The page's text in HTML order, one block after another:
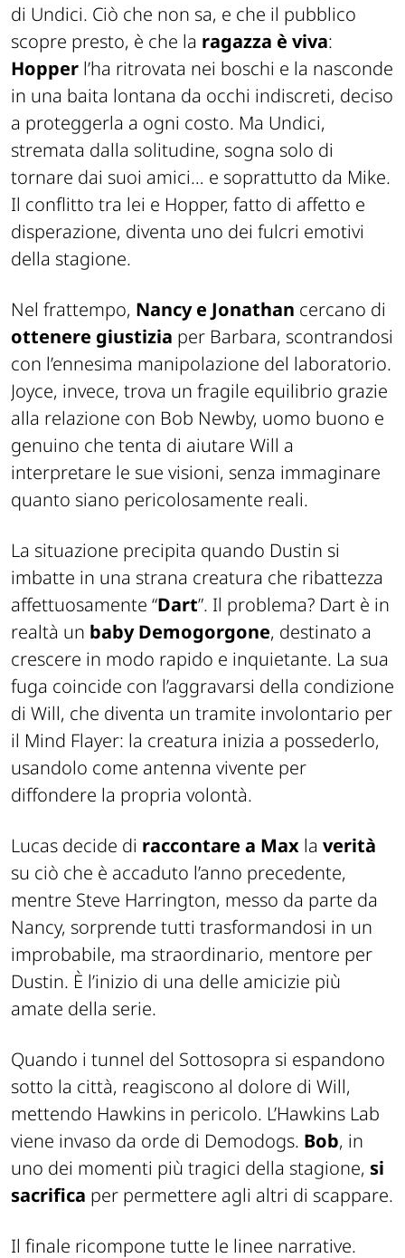
di Undici. Ciò che non sa, e che il pubblico
scopre presto, è che la ragazza è viva:
Hopper l’ha ritrovata nei boschi e la nasconde
in una baita lontana da occhi indiscreti, deciso
a proteggerla a ogni costo. Ma Undici,
stremata dalla solitudine, sogna solo di
tornare dai suoi amici… e soprattutto da Mike.
Il conflitto tra lei e Hopper, fatto di affetto e
disperazione, diventa uno dei fulcri emotivi
della stagione.
Nel frattempo, Nancy e Jonathan cercano di
ottenere giustizia per Barbara, scontrandosi
con l’ennesima manipolazione del laboratorio.
Joyce, invece, trova un fragile equilibrio grazie
alla relazione con Bob Newby, uomo buono e
genuino che tenta di aiutare Will a
interpretare le sue visioni, senza immaginare
quanto siano pericolosamente reali.
La situazione precipita quando Dustin si
imbatte in una strana creatura che ribattezza
affettuosamente “Dart”. Il problema? Dart è in
realtà un baby Demogorgone, destinato a
crescere in modo rapido e inquietante. La sua
fuga coincide con l’aggravarsi della condizione
di Will, che diventa un tramite involontario per
il Mind Flayer: la creatura inizia a possederlo,
usandolo come antenna vivente per
diffondere la propria volontà.
Lucas decide di raccontare a Max la verità
su ciò che è accaduto l’anno precedente,
mentre Steve Harrington, messo da parte da
Nancy, sorprende tutti trasformandosi in un
improbabile, ma straordinario, mentore per
Dustin. È l’inizio di una delle amicizie più
amate della serie.
Quando i tunnel del Sottosopra si espandono
sotto la città, reagiscono al dolore di Will,
mettendo Hawkins in pericolo. L’Hawkins Lab
viene invaso da orde di Demodogs. Bob, in
uno dei momenti più tragici della stagione, si
sacrifica per permettere agli altri di scappare.
Il finale ricompone tutte le linee narrative.